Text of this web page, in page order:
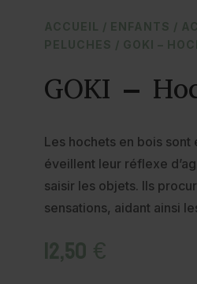
ACCUEIL / ENFANTS /
PELUCHES / GOKI –
GOKI –
Les hochets en bois sont
éveillent leur réflexe
saisir les objets. Ils
sensations, aidant ainsi
12,50€